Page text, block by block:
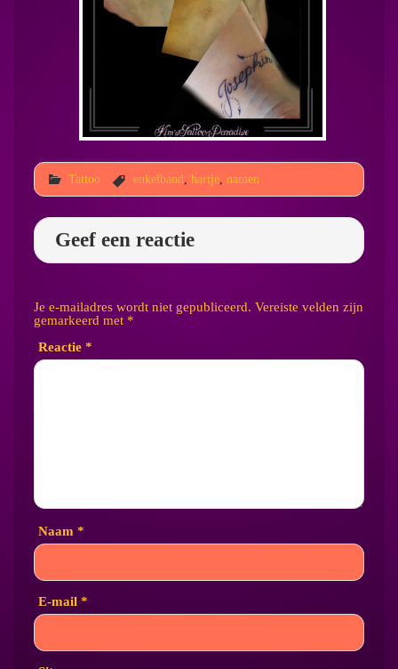
Tattoo enkelband hartje, namen
Geef een reactie
Je e-mailadres wordt niet gepubliceerd. Vereiste velden zijn
gemarkeerd met *
Reactie *
Naam *
E-mail *